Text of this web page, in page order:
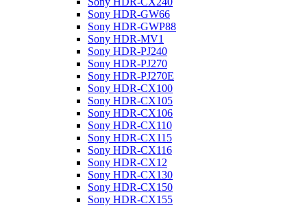
Sony HDR-GW66
Sony HDR-GWP88
Sony HDR-MV1
Sony HDR-PJ240
Sony HDR-PJ270
Sony HDR-PJ270E
Sony HDR-CX100
Sony HDR-CX105
Sony HDR-CX106
Sony HDR-CX110
Sony HDR-CX115
Sony HDR-CX116
Sony HDR-CX12
Sony HDR-CX130
Sony HDR-CX150
Sony HDR-CX155